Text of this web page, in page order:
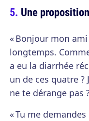
Une
« Bonjour mon
longtemps.
a eu la diarrhée
un de ces quatre ?
ne te dérange pas
« Tu me